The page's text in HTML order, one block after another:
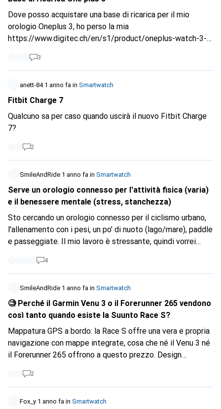
Dove posso acquistare una base di ricarica per il mio
orologio Oneplus 3, ho perso la mia
https://www.digitec.ch/en/s1/product/oneplus-watch-3-
3
anett-84 1 anno fa in Smartwatch
Fitbit Charge 7
Qualcuno sa per caso quando uscirà il nuovo Fitbit Charge
7?
2
SmileAndRide 1 anno fa in Smartwatch
Serve un orologio connesso per l'attività fisica (varia)
e il benessere mentale (stress, stanchezza)
Sto cercando un orologio connesso per il ciclismo urbano,
l'allenamento con i pesi, un po' di nuoto (lago/mare), paddle
e passeggiate. Il mio lavoro è stressante, quindi vorrei
recupero. Qualche consiglio? Ho escluso Apple e Samsung
perché la durata della batteria è inferiore alle 48 ore.
Inoltre, vorrei che avesse un diametro di almeno 41 mm e
non più di 45 mm, in modo che sia facile da leggere e che la
batteria sia sufficientemente capiente. Ho già preso in
esempio...
4
SmileAndRide 1 anno fa in Smartwatch
🧐 Perché il Garmin Venu 3 o il Forerunner 265 vendono
così tanto quando esiste la Suunto Race S?
Mappatura GPS a bordo: la Race S offre una vera e propria
navigazione con mappe integrate, cosa che né il Venu 3 né
il Forerunner 265 offrono a questo prezzo. Design
acciaio, luminoso display AMOLED: un look più lifestyle
rispetto al Forerunner, tipicamente sportivo. Notevole
durata della batteria: fino a 12 giorni in modalità orologio e
2
Fox_y 1 anno fa in Smartwatch